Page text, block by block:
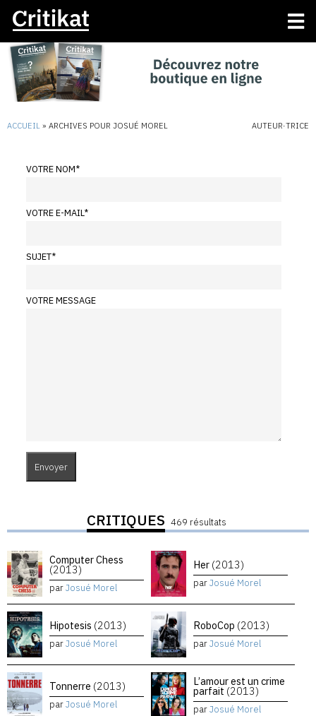
ACCUEIL » ARCHIVES POUR JOSUÉ MOREL AUTEUR·TRICE
VOTRE NOM*
VOTRE E-MAIL*
SUJET*
VOTRE MESSAGE
CRITIQUES 469 résultats
Computer Chess
(2013)
parJosué Morel
Her (2013)
parJosué Morel
Hipotesis (2013)
parJosué Morel
RoboCop (2013)
parJosué Morel
Tonnerre (2013)
parJosué Morel
L’amour est un crime
parfait (2013)
parJosué Morel